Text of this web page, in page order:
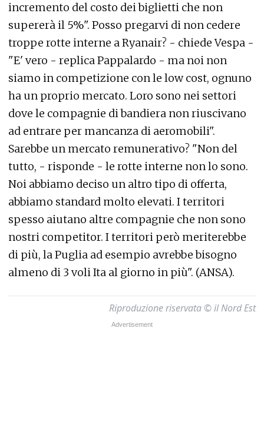
incremento del costo dei biglietti che non
supererà il 5%". Posso pregarvi di non cedere
troppe rotte interne a Ryanair? - chiede Vespa -
"E' vero - replica Pappalardo - ma noi non
siamo in competizione con le low cost, ognuno
ha un proprio mercato. Loro sono nei settori
dove le compagnie di bandiera non riuscivano
ad entrare per mancanza di aeromobili".
Sarebbe un mercato remunerativo? "Non del
tutto, - risponde - le rotte interne non lo sono.
Noi abbiamo deciso un altro tipo di offerta,
abbiamo standard molto elevati. I territori
spesso aiutano altre compagnie che non sono
nostri competitor. I territori però meriterebbe
di più, la Puglia ad esempio avrebbe bisogno
almeno di 3 voli Ita al giorno in più". (ANSA).
Riproduzione riservata © il Nord Est